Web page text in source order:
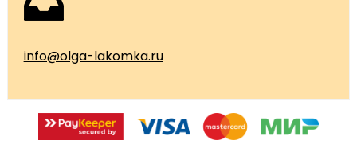
info@olga-lakomka.ru